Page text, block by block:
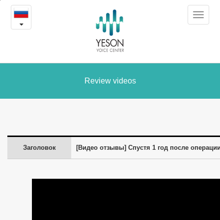
Спустя
после
по
голоса.
Видео
Toggle
Review videos
Заголовок [Видео отзывы] Спустя 1 год после